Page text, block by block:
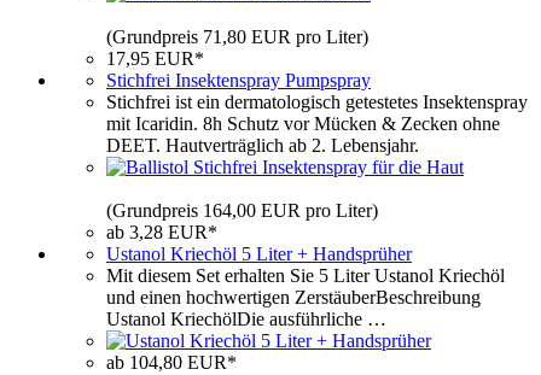
(Grundpreis 71,80 EUR pro Liter)
17,95 EUR*
Stichfrei Insektenspray Pumpspray
Stichfrei ist ein dermatologisch getestetes Insektenspray
mit Icaridin. 8h Schutz vor Mücken & Zecken ohne
DEET. Hautverträglich ab 2. Lebensjahr.
(Grundpreis 164,00 EUR pro Liter)
ab 3,28 EUR*
Ustanol Kriechöl 5 Liter + Handsprüher
Mit diesem Set erhalten Sie 5 Liter Ustanol Kriechöl
und einen hochwertigen ZerstäuberBeschreibung
Ustanol KriechölDie ausführliche …
ab 104,80 EUR*